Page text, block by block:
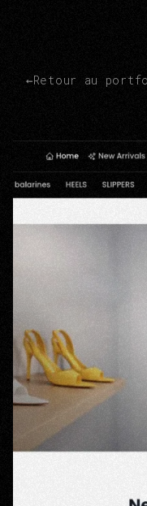
←Retour au